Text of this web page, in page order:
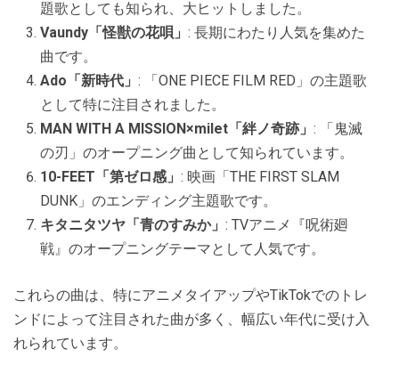
題歌としても知られ、大ヒットしました。
Vaundy「怪獣の花唄」 : 長期にわたり人気を集めた
曲です。
Ado「新時代」 : 「ONE PIECE FILM RED」の主題歌
として特に注目されました。
MAN WITH A MISSION×milet「絆ノ奇跡」 : 「鬼滅
の刃」のオープニング曲として知られています。
10-FEET「第ゼロ感」 : 映画「THE FIRST SLAM
DUNK」のエンディング主題歌です。
キタニタツヤ「青のすみか」 : TVアニメ『呪術廻
戦』のオープニングテーマとして人気です。
これらの曲は、特にアニメタイアップやTikTokでのトレ
ンドによって注目された曲が多く、幅広い年代に受け入
れられています​​​​。